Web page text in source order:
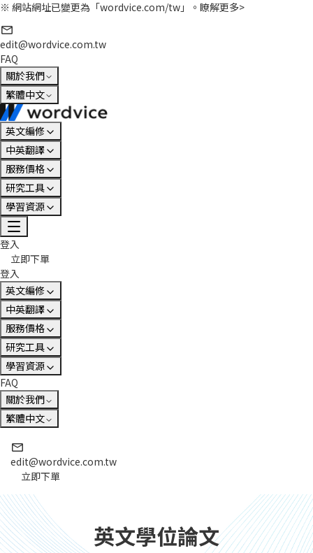
※ 網站網址已變更為「wordvice.com/tw」。 瞭解更多>
edit@wordvice.com.tw
FAQ
關於我們
繁體中文
英文編修
中英翻譯
服務價格
研究工具
學習資源
登入
立即下單
登入
英文編修
中英翻譯
服務價格
研究工具
學習資源
FAQ
關於我們
繁體中文
edit@wordvice.com.tw
立即下單
英文學位論文